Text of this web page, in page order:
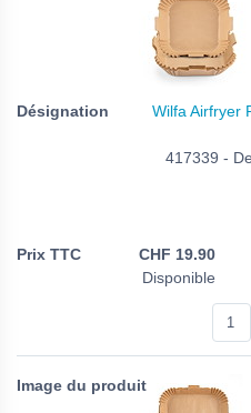
Wilfa Airfryer
417339 -
CHF 19.90
Disponible